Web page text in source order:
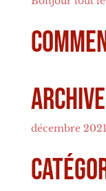
décembre 2021